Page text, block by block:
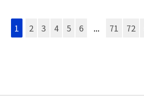
1 2 3 4 5 6 ... 71 72